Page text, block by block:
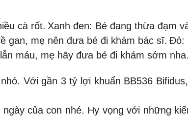
cà rốt. Xanh đen: Bé đang thừa đạm
gan, mẹ nên đưa bé đi khám bác sĩ. Đỏ:
máu, mẹ hãy đưa bé đi khám sớm nha.
Với gần 3 tỷ lợi khuẩn BB536
của con nhé. Hy vọng với những